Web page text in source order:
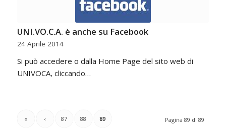
UNI.VO.C.A. è anche su Facebook
24 Aprile 2014
Si può accedere o dalla Home Page del sito web di
UNIVOCA, cliccando…
Pagina 89 di 89
« ‹ 87 88 89